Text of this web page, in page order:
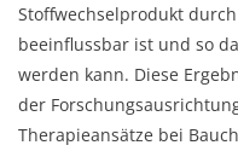
Stoffwechselprodukt
beeinflussbar ist und so
werden kann. Diese
der
Therapieansätze bei